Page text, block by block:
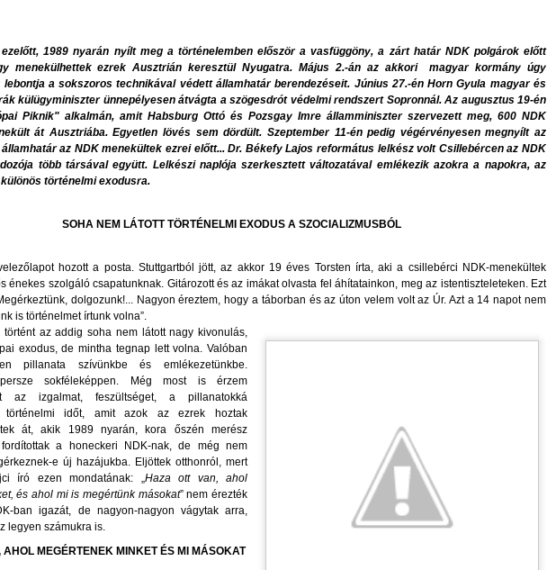
1989 nyarán nyílt meg a történelemben először a vasfüggöny, a zárt határ NDK polgárok előtt
menekülhettek ezrek Ausztrián keresztül Nyugatra. Május 2.-án az akkori magyar kormány úgy
lebontja a sokszoros technikával védett államhatár berendezéseit. Június 27.-én Horn Gyula magyar és
külügyminiszter ünnepélyesen átvágta a szögesdrót védelmi rendszert Sopronnál. Az augusztus 19-én
Piknik" alkalmán, amit Habsburg Ottó és Pozsgay Imre államminiszter szervezett meg, 600 NDK
át Ausztriába. Egyetlen lövés sem dördült. Szeptember 11-én pedig végérvényesen megnyílt az
az NDK menekültek ezrei előtt... Dr. Békefy Lajos református lelkész volt Csillebércen az NDK
több társával együtt. Lelkészi naplója szerkesztett változatával emlékezik azokra a napokra, az
történelmi exodusra.
SOHA NEM LÁTOTT TÖRTÉNELMI EXODUS A SZOCIALIZMUSBÓL
hozott a posta. Stuttgartból jött, az akkor 19 éves Torsten írta, aki a csillebérci NDK-menekültek
énekes szolgáló csapatunknak. Gitározott és az imákat olvasta fel áhítatainkon, meg az istentiszteleteken. Ezt
dolgozunk!... Nagyon éreztem, hogy a táborban és az úton velem volt az Úr. Azt a 14 napot nem
is történelmet írtunk volna”.
történt az addig soha nem látott nagy kivonulás,
exodus, de mintha tegnap lett volna. Valóban
pillanata szívünkbe és emlékezetünkbe.
sokféleképpen. Még most is érzem
az izgalmat, feszültséget, a pillanatokká
történelmi időt, amit azok az ezrek hoztak
át, akik 1989 nyarán, kora őszén merész
a honeckeri NDK-nak, de még nem
e új hazájukba. Eljöttek otthonról, mert
író ezen mondatának: „Haza ott van, ahol
és ahol mi is megértünk másokat” nem érezték
ban igazát, de nagyon-nagyon vágytak arra,
legyen számukra is.
AHOL MEGÉRTENEK MINKET ÉS MI MÁSOKAT
AUG
BESZÉLŐ KÉPEK
SZENTLÉLEK ÉLŐ
KONTRA
MESTERSÉGES
INTELLIGENCIÁRÓL
GYEREKEKNEK,
FELNŐTTEKNEK
BESZÉLŐ KÉPEK:
SZENTLÉLEK ÉLŐ
INTELLIGENCIÁRÓL KONTRA
MESTERSÉGES
INTELLIGENCIÁRÓL
GYEREKEKNEK,
FELNŐTTEKNEK
SPEAKING PICTURES: THE
LIVING INTELLIGENCE OF THE
HOLY SPIRIT VERSUS
ARTIFICIAL INTELLIGENCE FOR
INTELLIGENCIÁRÓL
MESTERSÉGES
INTELLIGENCIÁRÓL
GYEREKEKNEK,
FELNŐTTEKNEK,
CSALÁDOKNAK (2.)
"A mesterséges intelligencia
korában még inkább szüksége
van mindannyiunknak az
elidegenülés ellen ható Isten-adta
intelligenciára, lelki kultúrára, a
klasszikus bibliai hármasra: élő
hitre, kitartó reményre, létezés-
gördülékenységet segítő
szeretetre.
Intelligenciáról
felnőtteknek,
gyermekeknek
SZÜLETÉSNAPI KÖSZÖNTŐ - ELHOZTAD
MAGADDAL A MÓZES-HEGY SZENTSÉG-ILLATÁT
KÖSZÖNTŐ
SOK KÁRPÁT-HAZAI GYÜLEKEZETNEK, ÉS NEKEM IS
HEGY SZENTSÉG-ILLATÁT
Klaudia! Két világrajövetelt éltél meg, a harmadik még hátra
A biológiait, aminek napját, augusztus 4-ét ma ünnepeljük, s
meg életedet Teremtő és Gondviselő Urunknak,
Édesanyádról és Édesapádról is.
MI MÁR ILYEN CSALÁD VAGYUNK – KIVIRÁGZIK A
SZÓ LELKÜNKBEN ÉS LAPTOPUNKON IS